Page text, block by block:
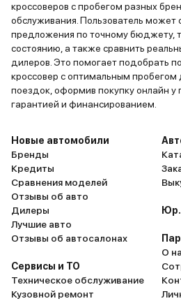
кроссоверов с пробегом разных
обслуживания. Пользователь может
предложения по точному бюджету,
состоянию, а также сравнить
дилеров. Это помогает подобрать
кроссовер с оптимальным
поездок, оформив покупку онлайн у
гарантией и финансированием.
Новые автомобили
Бренды
Кредиты
Сравнения моделей
Отзывы об авто
Дилеры
Лучшие авто
Отзывы об автосалонах
Сервисы и ТО
Техническое обслуживание
Кузовной ремонт
О